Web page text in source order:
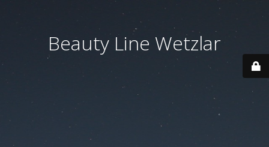
Beauty Line Wetzlar